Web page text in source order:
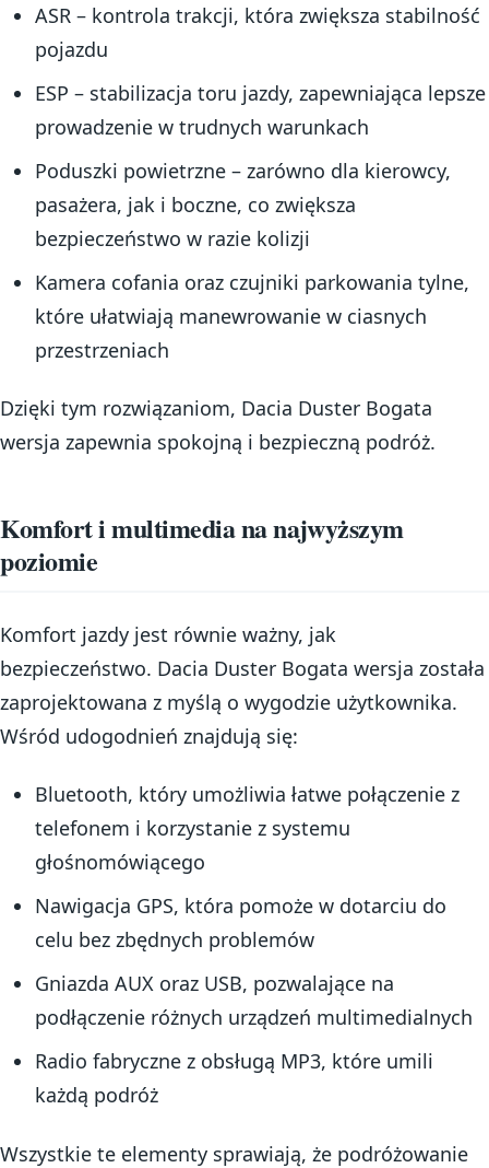
ASR – kontrola trakcji, która zwiększa stabilność
pojazdu
ESP – stabilizacja toru jazdy, zapewniająca lepsze
prowadzenie w trudnych warunkach
Poduszki powietrzne – zarówno dla kierowcy,
pasażera, jak i boczne, co zwiększa
bezpieczeństwo w razie kolizji
Kamera cofania oraz czujniki parkowania tylne,
które ułatwiają manewrowanie w ciasnych
przestrzeniach
Dzięki tym rozwiązaniom, Dacia Duster Bogata
wersja zapewnia spokojną i bezpieczną podróż.
Komfort i multimedia na najwyższym
poziomie
Komfort jazdy jest równie ważny, jak
bezpieczeństwo. Dacia Duster Bogata wersja została
zaprojektowana z myślą o wygodzie użytkownika.
Wśród udogodnień znajdują się:
Bluetooth, który umożliwia łatwe połączenie z
telefonem i korzystanie z systemu
głośnomówiącego
Nawigacja GPS, która pomoże w dotarciu do
celu bez zbędnych problemów
Gniazda AUX oraz USB, pozwalające na
podłączenie różnych urządzeń multimedialnych
Radio fabryczne z obsługą MP3, które umili
każdą podróż
Wszystkie te elementy sprawiają, że podróżowanie